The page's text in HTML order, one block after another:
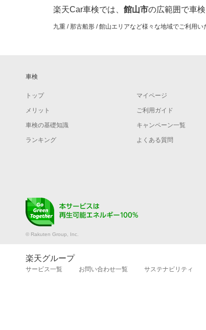
木更津市
流山市
成田市
楽天Car車検では、 館山市の広範囲で車
九重 / 那古船形 / 館山エリアなど様々な地域でご利用
車検
トップ マイページ
メリット ご利用ガイド
車検の基礎知識 キャンペーン一覧
ランキング よくある質問
© Rakuten Group, Inc.
楽天グループ
サービス一覧 お問い合わせ一覧 サステナビリティ